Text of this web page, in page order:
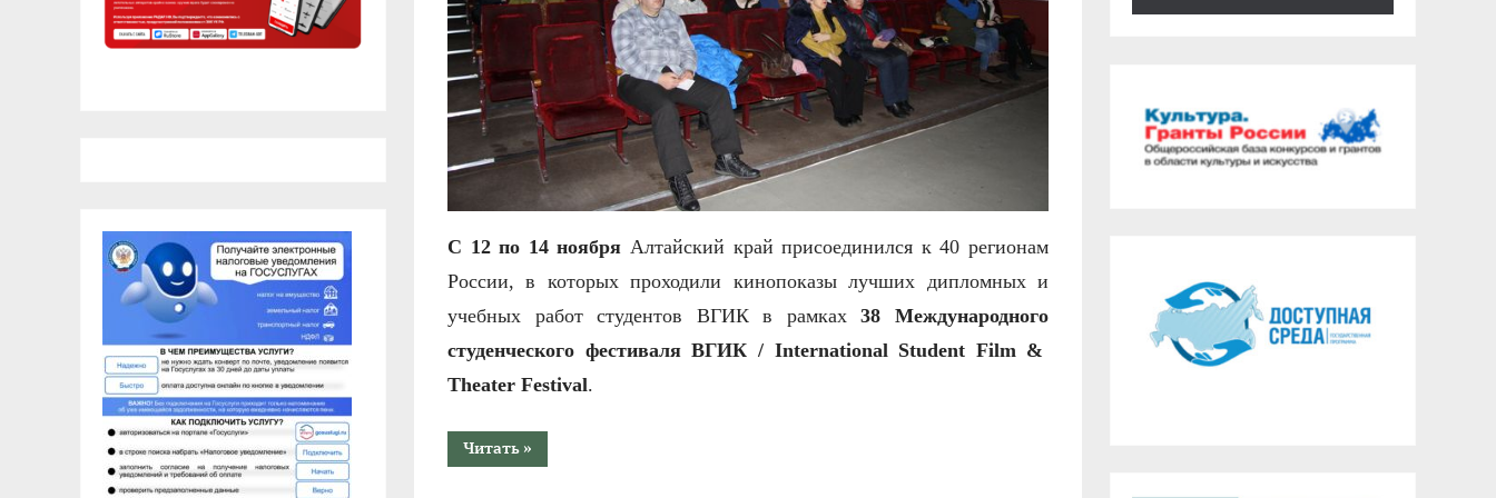
С 12 по 14 ноября Алтайский край присоединился к 40 регионам
России,в которых проходили кинопоказы лучших дипломных и
учебных работ студентов ВГИК в рамках38 Международного
студенческого фестиваля ВГИК / International Student Film&
Theater Festival.
Читать“Объявлены
победители
»